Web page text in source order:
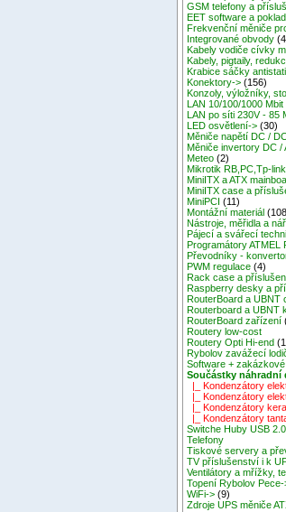
GSM telefony a
EET software a
Frekvenční měniče
Integrované obvody
Kabely vodiče cívky
Kabely, pigtaily,
Krabice sáčky
Konektory-> (156)
Konzoly, výložníky,
LAN 10/100/1000 Mbit
LAN po síti 230V - 85
LED osvětlení-> (30)
Měniče napětí DC /
Měniče invertory DC /
Meteo (2)
Mikrotik RB,PC,Tp-link
MiniITX a ATX
MiniITX case a
MiniPCI (11)
Montážní materiál
Nástroje, měřidla a
Pájecí a svářecí
Programátory ATMEL
Převodníky -
PWM regulace (4)
Rack case a
Raspberry desky a
RouterBoard a UBNT
Routerboard a UBNT
RouterBoard zařízení
Routery low-cost
Routery Opti Hi-end
Rybolov zavážecí
Software + zakázkové
Součástky náhradní
|_ Kondenzátory
|_ Kondenzátory
|_ Kondenzátory
|_ Kondenzátory
Switche Huby USB
Telefony
Tiskové servery a
TV příslušenství i k
Ventilátory a mřížky,
Topení Rybolov Pece-
WiFi-> (9)
Zdroje UPS měniče